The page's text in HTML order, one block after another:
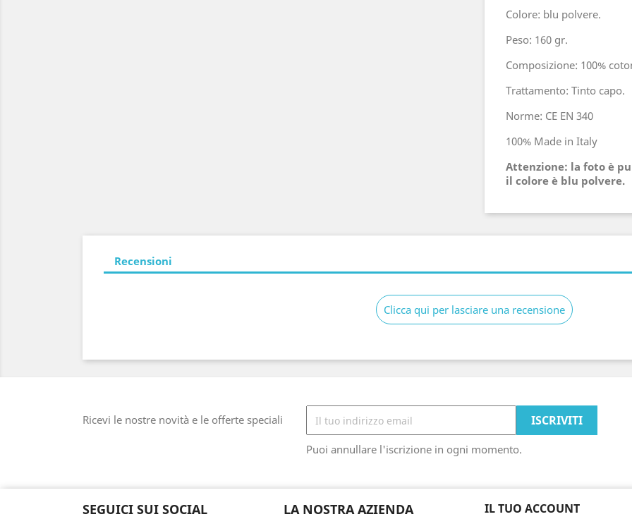
Colore: blu polvere.
Peso: 160 gr.
Composizione: 100%
Trattamento: Tinto capo.
Norme: CE EN 340
100% Made in Italy
Attenzione: la foto è
il colore è blu polvere.
Recensioni
Clicca qui per lasciare una recensione
Ricevi le nostre novità e le offerte speciali
Puoi annullare l'iscrizione in ogni momento.
SEGUICI SUI SOCIAL LA NOSTRA AZIENDA IL TUO ACCOUNT